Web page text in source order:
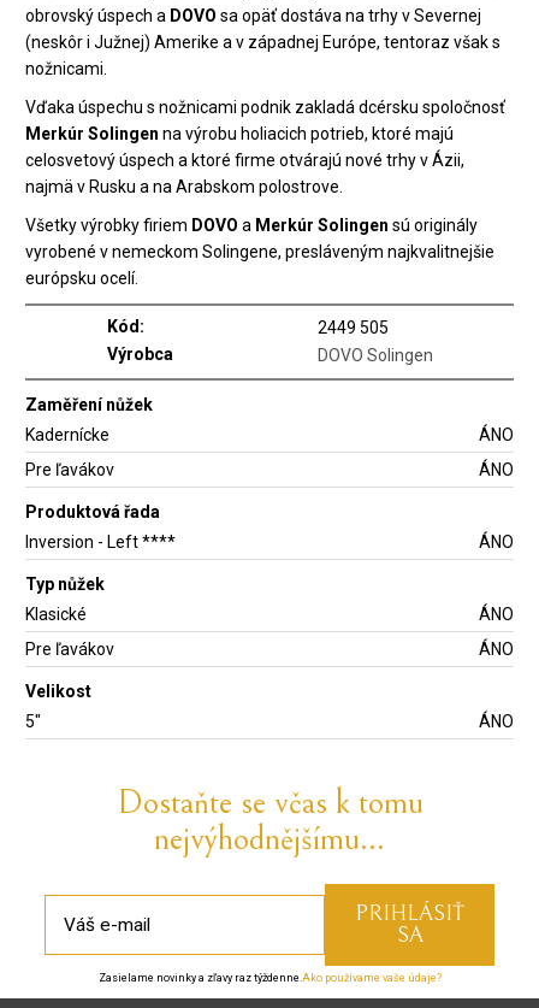
obrovský úspech a DOVO sa opäť dostáva na trhy v Severnej
(neskôr i Južnej) Amerike a v západnej Európe, tentoraz však s
nožnicami.
Vďaka úspechu s nožnicami podnik zakladá dcérsku spoločnosť
Merkúr Solingen na výrobu holiacich potrieb, ktoré majú
celosvetový úspech a ktoré firme otvárajú nové trhy v Ázii,
najmä v Rusku a na Arabskom polostrove.
Všetky výrobky firiem DOVO a Merkúr Solingen sú originály
vyrobené v nemeckom Solingene, presláveným najkvalitnejšie
európsku ocelí.
Kód:
2449 505
Výrobca
DOVO Solingen
Zaměření nůžek
Kadernícke
ÁNO
Pre ľavákov
ÁNO
Produktová řada
Inversion - Left ****
ÁNO
Typ nůžek
Klasické
ÁNO
Pre ľavákov
ÁNO
Velikost
5"
ÁNO
Dostaňte se včas k tomu
nejvýhodnějšímu...
Zasielame novinky a zľavy raz týždenne.Ako používame vaše údaje?